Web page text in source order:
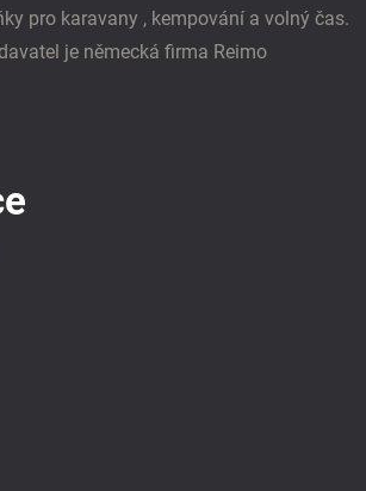
pro karavany , kempování a volný čas.
je německá firma Reimo